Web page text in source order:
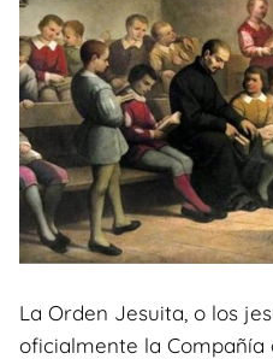
La Orden Jesuita, o los
oficialmente la Compañía